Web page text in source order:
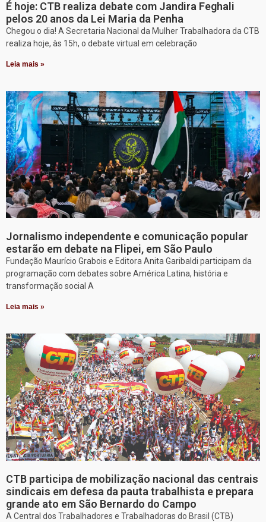
É hoje: CTB realiza debate com Jandira Feghali
pelos 20 anos da Lei Maria da Penha
Chegou o dia! A Secretaria Nacional da Mulher Trabalhadora da CTB
realiza hoje, às 15h, o debate virtual em celebração
Leia mais »
Jornalismo independente e comunicação popular
estarão em debate na Flipei, em São Paulo
Fundação Maurício Grabois e Editora Anita Garibaldi participam da
programação com debates sobre América Latina, história e
transformação social A
Leia mais »
CTB participa de mobilização nacional das centrais
sindicais em defesa da pauta trabalhista e prepara
grande ato em São Bernardo do Campo
A Central dos Trabalhadores e Trabalhadoras do Brasil (CTB)